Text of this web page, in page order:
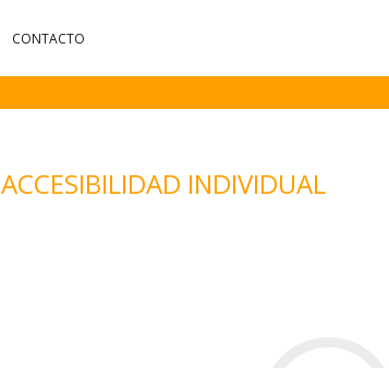
CONTACTO
ACCESIBILIDAD INDIVIDUAL